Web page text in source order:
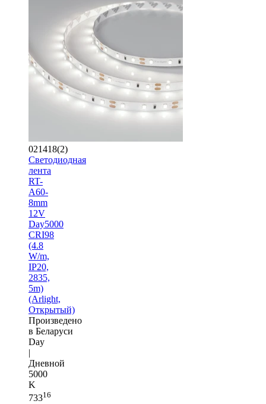
021418(2)
Светодиодная
лента
RT-
A60-
8mm
12V
Day5000
CRI98
(4.8
W/m,
IP20,
2835,
5m)
(Arlight,
Открытый)
Произведено
в Беларуси
Day
|
Дневной
5000
K
73316